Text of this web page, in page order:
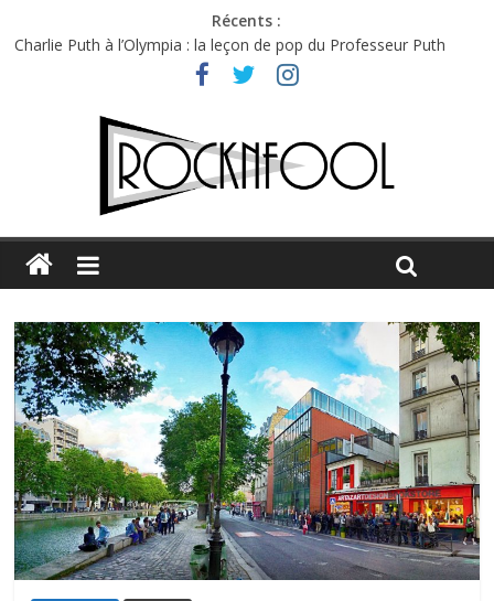
Récents :
Charlie Puth à l’Olympia : la leçon de pop du Professeur Puth
Festival Triptyque : un nouveau festival de musique indépendant
Hellfest 2026 vendredi : température et émotions en hausse
Hellfest 2026 jeudi : impossible de choisir entre chaleur et bonne
Première édition du Midgard Festival : entre bière, métal et